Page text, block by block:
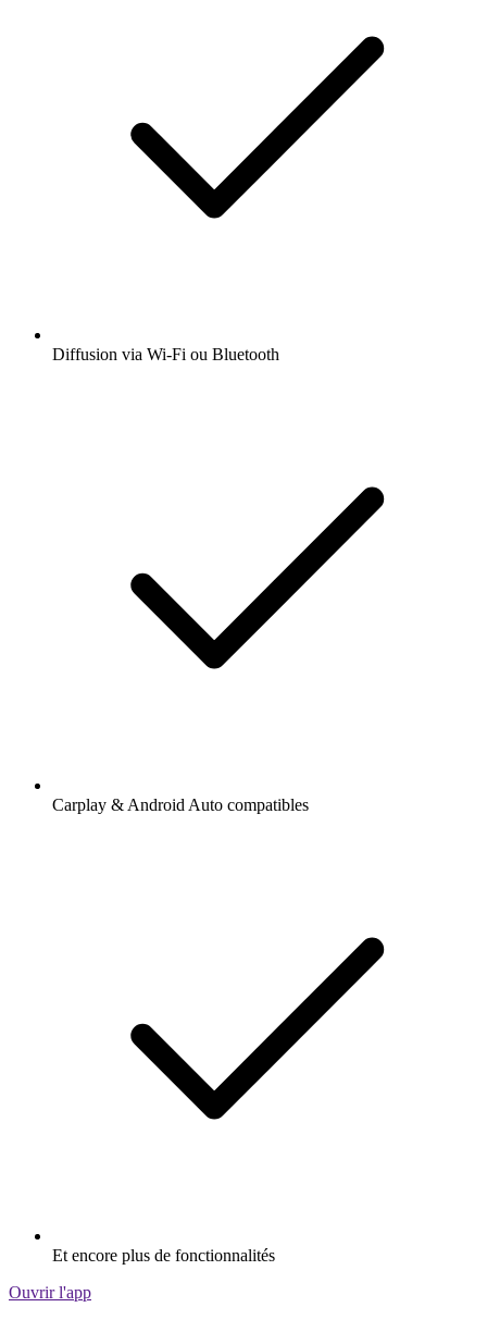
Diffusion via Wi-Fi ou Bluetooth
Carplay & Android Auto compatibles
Et encore plus de fonctionnalités
Ouvrir l'app